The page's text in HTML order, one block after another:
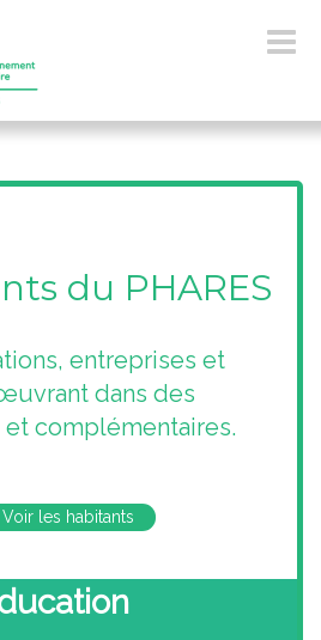
Toggle
du PHARES
entreprises et
dans des
et complémentaires.
Voir les habitants